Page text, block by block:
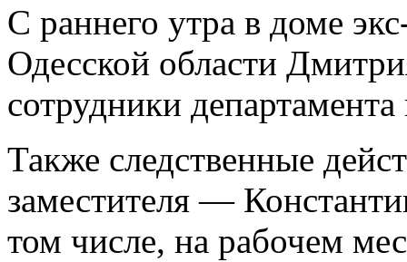
С раннего утра в доме
Одесской области
сотрудники
Также следственные
заместителя —
том числе, на рабочем